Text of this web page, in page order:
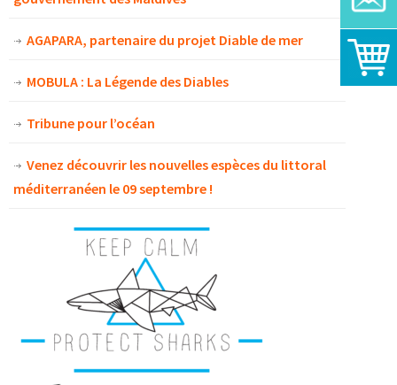
AGAPARA, partenaire du projet Diable de mer
MOBULA : La Légende des Diables
Tribune pour l’océan
Venez découvrir les nouvelles espèces du littoral
méditerranéen le 09 septembre !